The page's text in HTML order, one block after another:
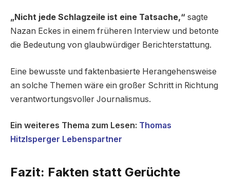
„Nicht jede Schlagzeile ist eine Tatsache,“ sagte
Nazan Eckes in einem früheren Interview und betonte
die Bedeutung von glaubwürdiger Berichterstattung.
Eine bewusste und faktenbasierte Herangehensweise
an solche Themen wäre ein großer Schritt in Richtung
verantwortungsvoller Journalismus.
Ein weiteres Thema zum Lesen: Thomas
Hitzlsperger Lebenspartner
Fazit: Fakten statt Gerüchte